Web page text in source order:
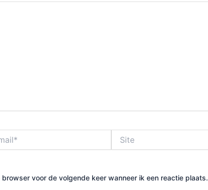
voor de volgende keer wanneer ik een reactie plaats.